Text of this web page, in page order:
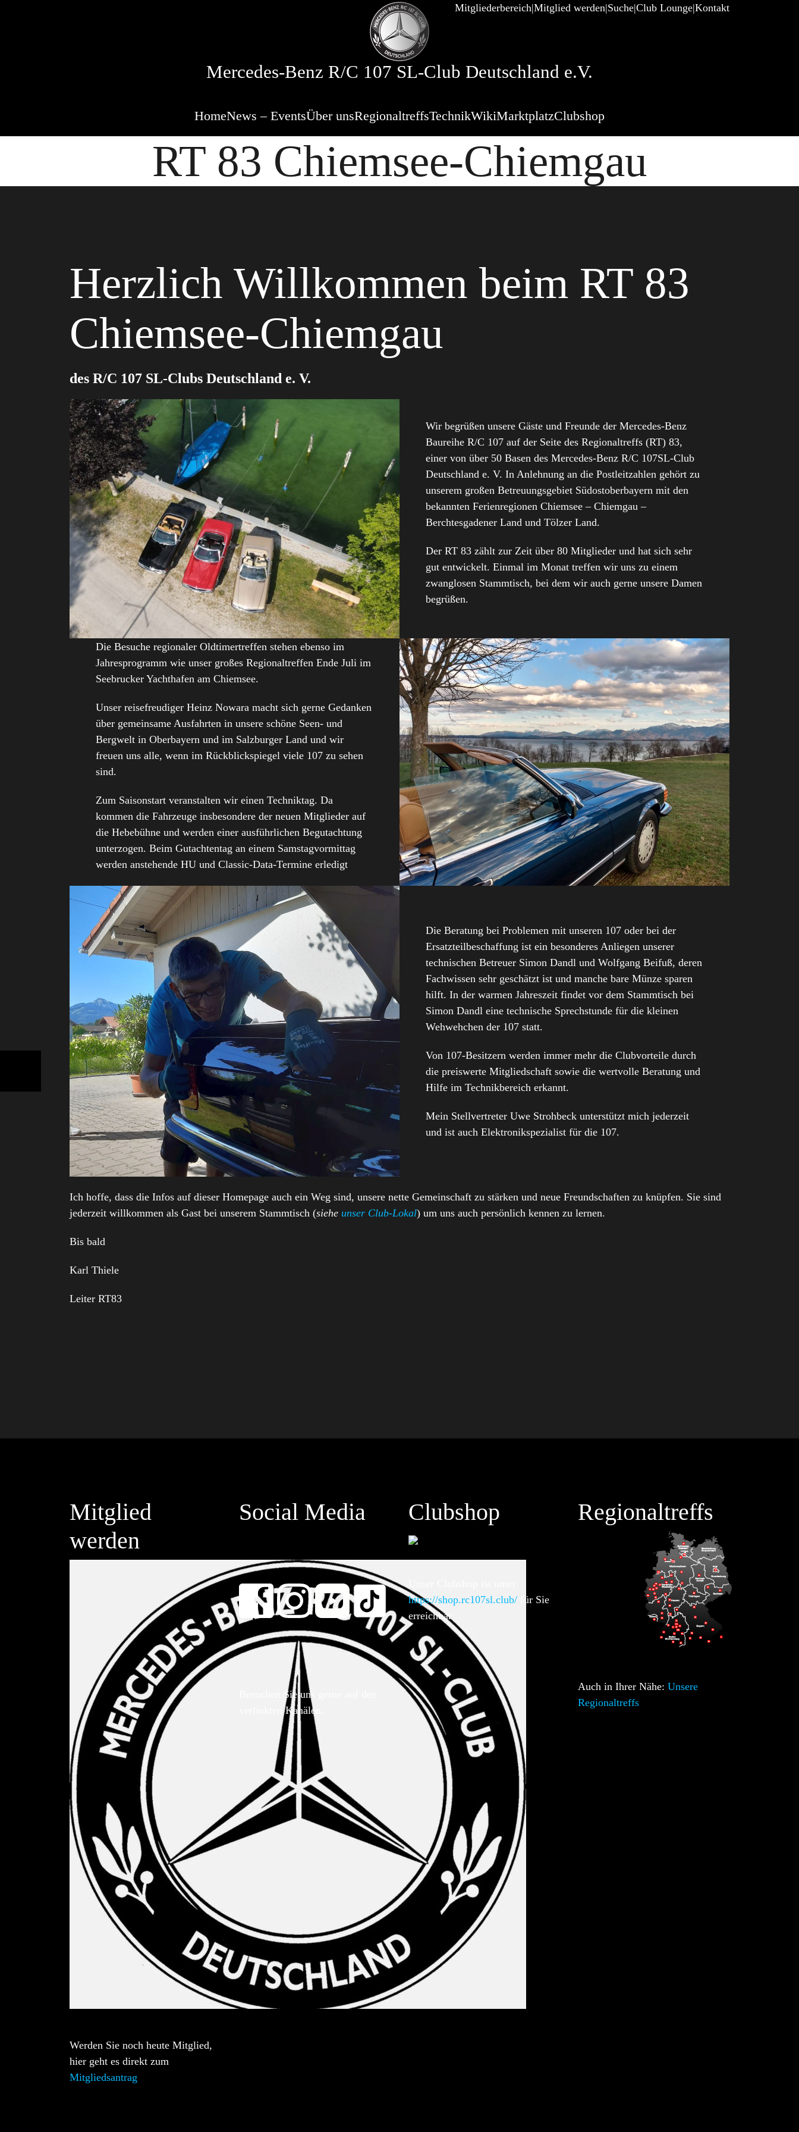
Mitgliederbereich Mitglied werden Suche Club Lounge Kontakt
Mercedes-Benz R/C 107 SL-Club Deutschland e.V.
HomeNews – EventsÜber unsRegionaltreffsTechnikWikiMarktplatzClubshop
RT 83 Chiemsee-Chiemgau
Herzlich Willkommen beim RT 83
Chiemsee-Chiemgau
des R/C 107 SL-Clubs Deutschland e. V.
Wir begrüßen unsere Gäste und Freunde der Mercedes-Benz
Baureihe R/C 107 auf der Seite des Regionaltreffs (RT) 83,
einer von über 50 Basen des Mercedes-Benz R/C 107SL-Club
Deutschland e. V. In Anlehnung an die Postleitzahlen gehört zu
unserem großen Betreuungsgebiet Südostoberbayern mit den
bekannten Ferienregionen Chiemsee – Chiemgau –
Berchtesgadener Land und Tölzer Land.
Der RT 83 zählt zur Zeit über 80 Mitglieder und hat sich sehr
gut entwickelt. Einmal im Monat treffen wir uns zu einem
zwanglosen Stammtisch, bei dem wir auch gerne unsere Damen
begrüßen.
Die Besuche regionaler Oldtimertreffen stehen ebenso im
Jahresprogramm wie unser großes Regionaltreffen Ende Juli im
Seebrucker Yachthafen am Chiemsee.
Unser reisefreudiger Heinz Nowara macht sich gerne Gedanken
über gemeinsame Ausfahrten in unsere schöne Seen- und
Bergwelt in Oberbayern und im Salzburger Land und wir
freuen uns alle, wenn im Rückblickspiegel viele 107 zu sehen
sind.
Zum Saisonstart veranstalten wir einen Techniktag. Da
kommen die Fahrzeuge insbesondere der neuen Mitglieder auf
die Hebebühne und werden einer ausführlichen Begutachtung
unterzogen. Beim Gutachtentag an einem Samstagvormittag
werden anstehende HU und Classic-Data-Termine erledigt
Die Beratung bei Problemen mit unseren 107 oder bei der
Ersatzteilbeschaffung ist ein besonderes Anliegen unserer
technischen Betreuer Simon Dandl und Wolfgang Beifuß, deren
Fachwissen sehr geschätzt ist und manche bare Münze sparen
hilft. In der warmen Jahreszeit findet vor dem Stammtisch bei
Simon Dandl eine technische Sprechstunde für die kleinen
Wehwehchen der 107 statt.
Von 107-Besitzern werden immer mehr die Clubvorteile durch
die preiswerte Mitgliedschaft sowie die wertvolle Beratung und
Hilfe im Technikbereich erkannt.
Mein Stellvertreter Uwe Strohbeck unterstützt mich jederzeit
und ist auch Elektronikspezialist für die 107.
Ich hoffe, dass die Infos auf dieser Homepage auch ein Weg sind, unsere nette Gemeinschaft zu stärken und neue Freundschaften zu knüpfen. Sie sind
jederzeit willkommen als Gast bei unserem Stammtisch (siehe unser Club-Lokal) um uns auch persönlich kennen zu lernen.
Bis bald
Karl Thiele
Leiter RT83
Mitglied
werden
Werden Sie noch heute Mitglied,
hier geht es direkt zum
Mitgliedsantrag
Social Media
Besuchen Sie uns gerne auf den
verlinkten Kanälen.
Clubshop
https://shop.rc107sl.club/ für Sie
erreichbar.
Regionaltreffs
Auch in Ihrer Nähe: Unsere
Regionaltreffs